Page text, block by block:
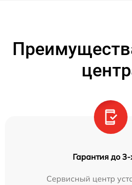
Гарантия до 3-
Сервисный центр